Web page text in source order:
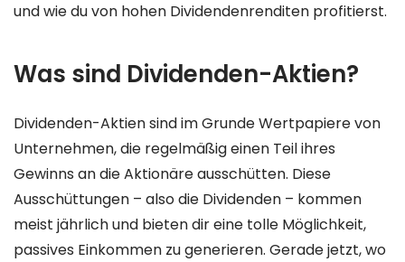
und wie du von hohen Dividendenrenditen profitierst.
Was sind Dividenden-Aktien?
Dividenden-Aktien sind im Grunde Wertpapiere von
Unternehmen, die regelmäßig einen Teil ihres
Gewinns an die Aktionäre ausschütten. Diese
Ausschüttungen – also die Dividenden – kommen
meist jährlich und bieten dir eine tolle Möglichkeit,
passives Einkommen zu generieren. Gerade jetzt, wo